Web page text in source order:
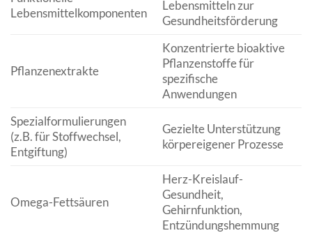
Lebensmittelkomponenten
Lebensmitteln zur
Gesundheitsförderung
Pflanzenextrakte
Konzentrierte bioaktive
Pflanzenstoffe für
spezifische
Anwendungen
Spezialformulierungen
(z.B. für Stoffwechsel,
Entgiftung)
Gezielte Unterstützung
körpereigener Prozesse
Omega-Fettsäuren
Herz-Kreislauf-
Gesundheit,
Gehirnfunktion,
Entzündungshemmung